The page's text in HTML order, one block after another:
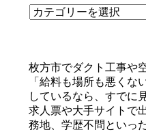
枚方市でダクト工事や
「給料も場所も悪くな
しているなら、すでに
求人票や大手サイトで
務地、学歴不問といっ